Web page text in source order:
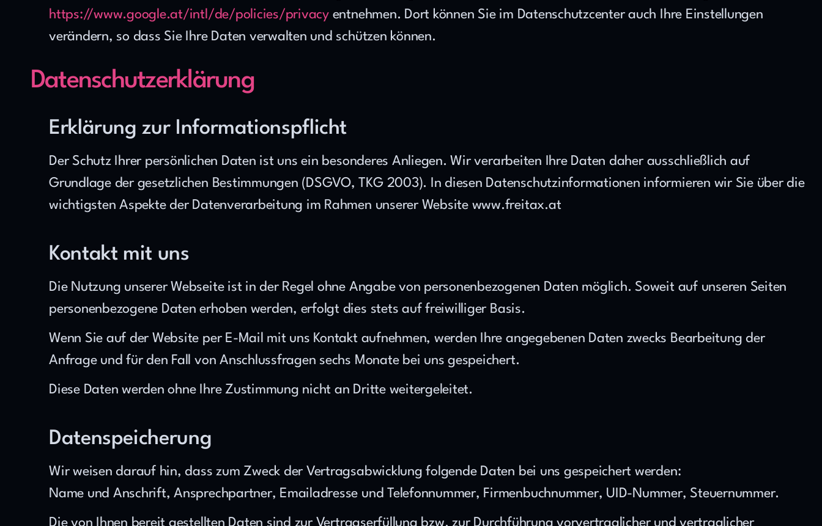
https://www.google.at/intl/de/policies/privacy entnehmen. Dort können Sie im Datenschutzcenter auch Ihre Einstellungen
verändern, so dass Sie Ihre Daten verwalten und schützen können.
Datenschutzerklärung
Erklärung zur Informationspflicht
Der Schutz Ihrer persönlichen Daten ist uns ein besonderes Anliegen. Wir verarbeiten Ihre Daten daher ausschließlich auf
Grundlage der gesetzlichen Bestimmungen (DSGVO, TKG 2003). In diesen Datenschutzinformationen informieren wir Sie über die
wichtigsten Aspekte der Datenverarbeitung im Rahmen unserer Website www.freitax.at
Kontakt mit uns
Die Nutzung unserer Webseite ist in der Regel ohne Angabe von personenbezogenen Daten möglich. Soweit auf unseren Seiten
personenbezogene Daten erhoben werden, erfolgt dies stets auf freiwilliger Basis.
Wenn Sie auf der Website per E-Mail mit uns Kontakt aufnehmen, werden Ihre angegebenen Daten zwecks Bearbeitung der
Anfrage und für den Fall von Anschlussfragen sechs Monate bei uns gespeichert.
Diese Daten werden ohne Ihre Zustimmung nicht an Dritte weitergeleitet.
Datenspeicherung
Wir weisen darauf hin, dass zum Zweck der Vertragsabwicklung folgende Daten bei uns gespeichert werden:
Name und Anschrift, Ansprechpartner, Emailadresse und Telefonnummer, Firmenbuchnummer, UID-Nummer, Steuernummer.
Die von Ihnen bereit gestellten Daten sind zur Vertragserfüllung bzw. zur Durchführung vorvertraglicher und vertraglicher